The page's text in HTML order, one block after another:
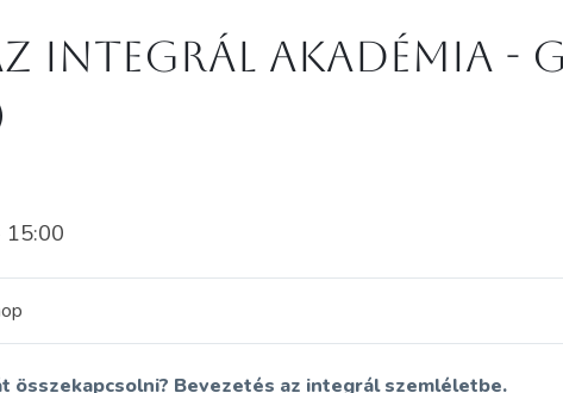
Integrál Akadémia -
15:00
összekapcsolni? Bevezetés az integrál szemléletbe.